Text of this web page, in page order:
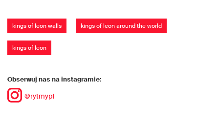
kings of leon walls kings of leon around the world
kings of leon
Obserwuj nas na instagramie:
@rytmypl